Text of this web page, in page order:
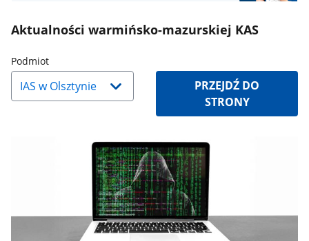
Aktualności warmińsko-mazurskiej KAS
PodmiotNaciśnij
strzałkę
w
dół,
odpowiednią
zaktualizują
automatycznie.
PRZEJDŹ DO
STRONY